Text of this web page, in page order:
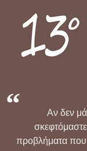
Αν δεν
προβλήματα που